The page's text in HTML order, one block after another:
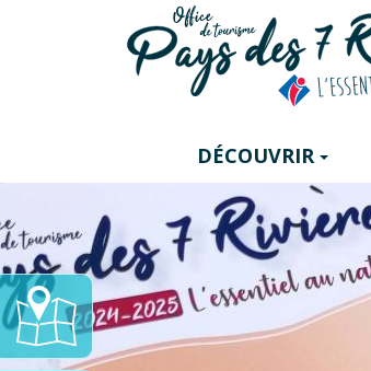
DÉCOUVRIR
Carte
Interactive
Panneau de gestion des cookies